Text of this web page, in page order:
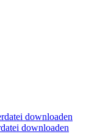
downloaden
downloaden